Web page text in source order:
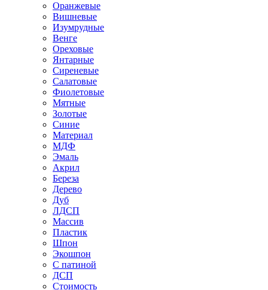
Оранжевые
Вишневые
Изумрудные
Венге
Ореховые
Янтарные
Сиреневые
Салатовые
Фиолетовые
Мятные
Золотые
Синие
Материал
МДФ
Эмаль
Акрил
Береза
Дерево
Дуб
ЛДСП
Массив
Пластик
Шпон
Экошпон
С патиной
ДСП
Стоимость